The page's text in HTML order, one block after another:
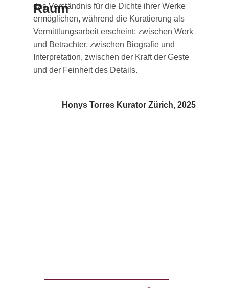
Raum
das Verständnis für die Dichte ihrer Werke
ermöglichen, während die Kuratierung als
Vermittlungsarbeit erscheint: zwischen Werk
und Betrachter, zwischen Biografie und
Interpretation, zwischen der Kraft der Geste
und der Feinheit des Details.
Honys Torres Kurator Zürich, 2025